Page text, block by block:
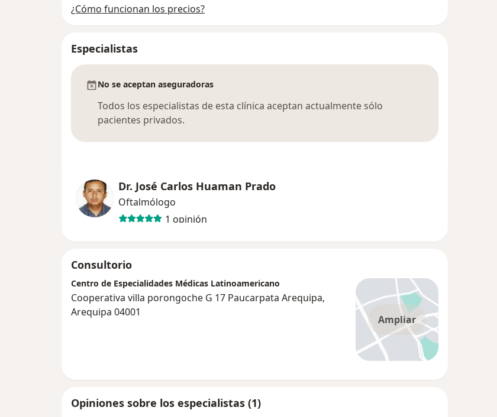
¿Cómo funcionan los precios?
Especialistas
No se aceptan aseguradoras
Todos los especialistas de esta clínica aceptan actualmente sólo
pacientes privados.
Dr. José Carlos Huaman Prado
Oftalmólogo
1 opinión
Consultorio
Ampliar
Centro de Especialidades Médicas Latinoamericano
Cooperativa villa porongoche G 17 Paucarpata Arequipa,
Arequipa 04001
Opiniones sobre los especialistas (1)